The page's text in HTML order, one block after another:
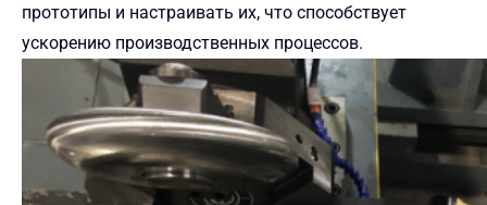
прототипы и настраивать их, что способствует
ускорению производственных процессов.